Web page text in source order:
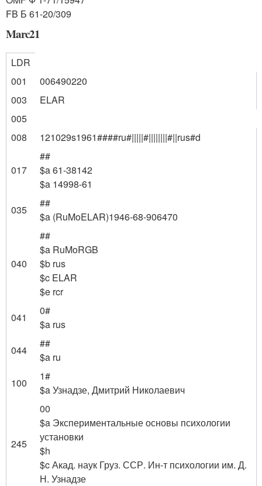
FB Б 61-20/309
Marc21
LDR
001
006490220
003
ELAR
005
008
121029s1961####ru#|||||#||||||||#||rus#d
017
##
$a 61-38142
$a 14998-61
035
##
$a (RuMoELAR)1946-68-906470
040
##
$a RuMoRGB
$b rus
$c ELAR
$e rcr
041
0#
$a rus
044
##
$a ru
100
1#
$a Узнадзе, Дмитрий Николаевич
245
00
$a Экспериментальные основы психологии
установки
$h
$c Акад. наук Груз. ССР. Ин-т психологии им. Д.
Н. Узнадзе